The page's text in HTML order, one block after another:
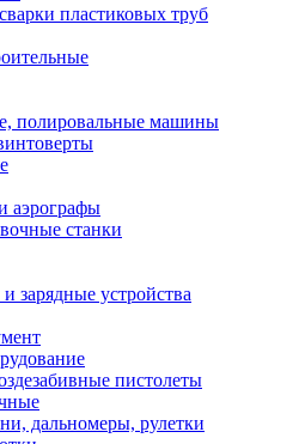
пластиковых труб
полировальные машины
аэрографы
станки
зарядные устройства
пистолеты
дальномеры, рулетки